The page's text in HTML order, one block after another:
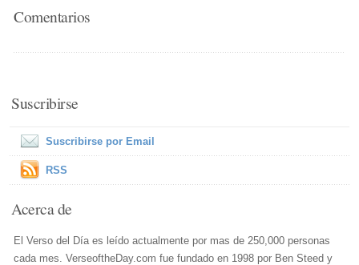
Comentarios
Suscribirse
Suscribirse por Email
RSS
Acerca de
El Verso del Día es leído actualmente por mas de 250,000 personas
cada mes. VerseoftheDay.com fue fundado en 1998 por Ben Steed y